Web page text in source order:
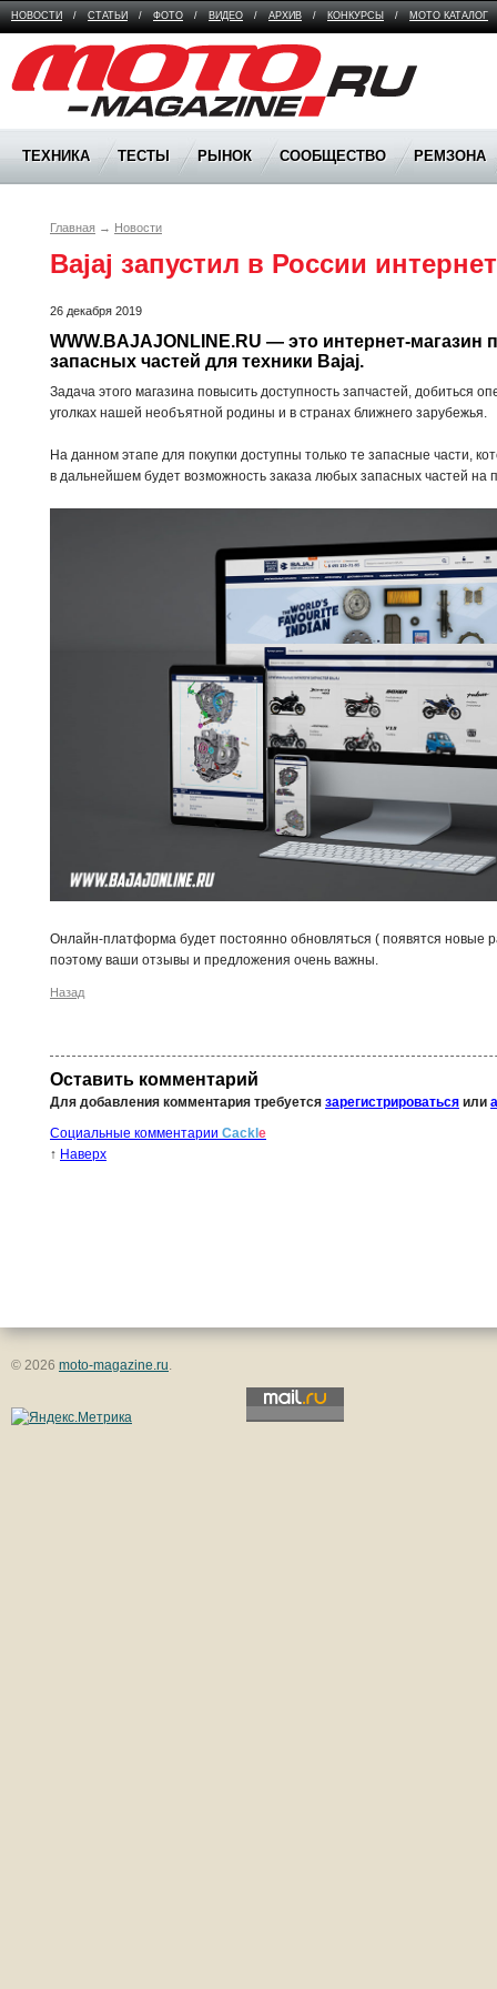
НОВОСТИ / СТАТЬИ / ФОТО / ВИДЕО / АРХИВ / КОНКУРСЫ / МОТО КАТАЛОГ
Moto Magazine
ТЕХНИКА ТЕСТЫ РЫНОК СООБЩЕСТВО РЕМЗОНА
Главная → Новости
Bajaj запустил в России
26 декабря 2019
WWW.BAJAJONLINE.RU — это интернет-магазин
запасных частей для техники Bajaj.
Задача этого магазина повысить доступность запчастей, добиться
уголках нашей необъятной родины и в странах ближнего зарубежья.
На данном этапе для покупки доступны только те запасные части,
в дальнейшем будет возможность заказа любых запасных частей на
Онлайн-платформа будет постоянно обновляться ( появятся новые
поэтому ваши отзывы и предложения очень важны.
Назад
Оставить комментарий
Для добавления комментария требуется зарегистрироваться или
Социальные комментарии Cackl e
↑ Наверх
© 2026 moto-magazine.ru.